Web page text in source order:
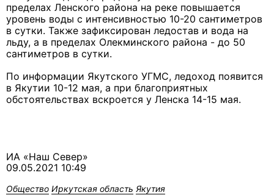
пределах Ленского района на реке повышается
уровень воды с интенсивностью 10-20 сантиметров
в сутки. Также зафиксирован ледостав и вода на
льду, а в пределах Олекминского района - до 50
сантиметров в сутки.
По информации Якутского УГМС, ледоход появится
в Якутии 10-12 мая, а при благоприятных
обстоятельствах вскроется у Ленска 14-15 мая.
ИА «Наш Север»
09.05.2021 10:49
Общество Иркутская область Якутия